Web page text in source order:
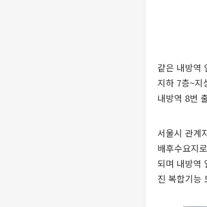
같은 내방역
지하 7층~지
내방역 8번
서울시 관계
배후수요지
되며 내방역
진 복합기능